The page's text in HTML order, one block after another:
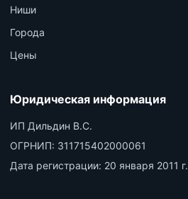
Ниши
Города
Цены
Юридическая информация
ИП Дильдин В.С.
ОГРНИП: 311715402000061
Дата регистрации: 20 января 2011 г.